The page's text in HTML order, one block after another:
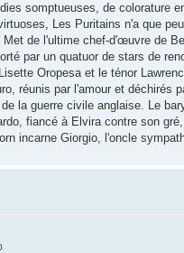
somptueuses, de colorature
Les Puritains n'a que
Met de l'ultime chef-d'œuvre de
par un quatuor de stars de
Oropesa et le ténor
réunis par l'amour et déchirés
la guerre civile anglaise. Le
fiancé à Elvira contre son
incarne Giorgio, l'oncle